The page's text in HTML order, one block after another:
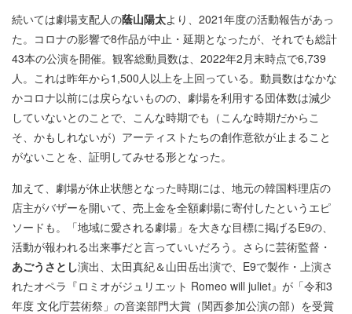
続いては劇場支配人の蔭山陽太より、2021年度の活動報告があっ
た。コロナの影響で8作品が中止・延期となったが、それでも総計
43本の公演を開催。観客総動員数は、2022年2月末時点で6,739
人。これは昨年から1,500人以上を上回っている。動員数はなかな
かコロナ以前には戻らないものの、劇場を利用する団体数は減少
していないとのことで、こんな時期でも（こんな時期だからこ
そ、かもしれないが）アーティストたちの創作意欲が止まること
がないことを、証明してみせる形となった。
加えて、劇場が休止状態となった時期には、地元の韓国料理店の
店主がバザーを開いて、売上金を全額劇場に寄付したというエピ
ソードも。「地域に愛される劇場」を大きな目標に掲げるE9の、
活動が報われる出来事だと言っていいだろう。さらに芸術監督・
あごうさとし演出、太田真紀＆山田岳出演で、E9で製作・上演さ
れたオペラ『ロミオがジュリエット Romeo will juliet』が「令和3
年度 文化庁芸術祭」の音楽部門大賞（関西参加公演の部）を受賞